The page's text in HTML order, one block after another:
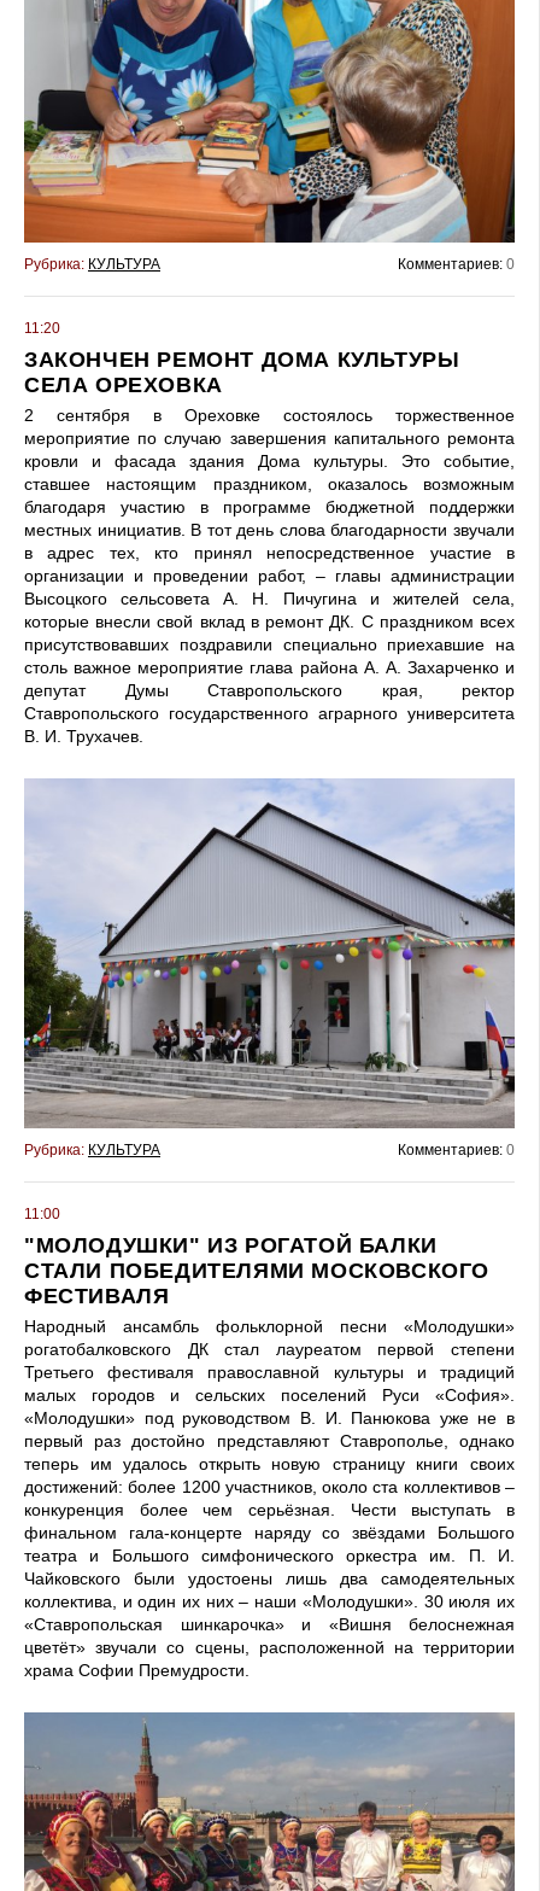
Рубрика: КУЛЬТУРА Комментариев: 0
11:20
ЗАКОНЧЕН РЕМОНТ ДОМА КУЛЬТУРЫ
СЕЛА ОРЕХОВКА
2 сентября в Ореховке состоялось торжественное
мероприятие по случаю завершения капитального ремонта
кровли и фасада здания Дома культуры. Это событие,
ставшее настоящим праздником, оказалось возможным
благодаря участию в программе бюджетной поддержки
местных инициатив. В тот день слова благодарности звучали
в адрес тех, кто принял непосредственное участие в
организации и проведении работ, – главы администрации
Высоцкого сельсовета А. Н. Пичугина и жителей села,
которые внесли свой вклад в ремонт ДК. С праздником всех
присутствовавших поздравили специально приехавшие на
столь важное мероприятие глава района А. А. Захарченко и
депутат Думы Ставропольского края, ректор
Ставропольского государственного аграрного университета
В. И. Трухачев.
Рубрика: КУЛЬТУРА Комментариев: 0
11:00
"МОЛОДУШКИ" ИЗ РОГАТОЙ БАЛКИ
СТАЛИ ПОБЕДИТЕЛЯМИ МОСКОВСКОГО
ФЕСТИВАЛЯ
Народный ансамбль фольклорной песни «Молодушки»
рогатобалковского ДК стал лауреатом первой степени
Третьего фестиваля православной культуры и традиций
малых городов и сельских поселений Руси «София».
«Молодушки» под руководством В. И. Панюкова уже не в
первый раз достойно представляют Ставрополье, однако
теперь им удалось открыть новую страницу книги своих
достижений: более 1200 участников, около ста коллективов –
конкуренция более чем серьёзная. Чести выступать в
финальном гала-концерте наряду со звёздами Большого
театра и Большого симфонического оркестра им. П. И.
Чайковского были удостоены лишь два самодеятельных
коллектива, и один их них – наши «Молодушки». 30 июля их
«Ставропольская шинкарочка» и «Вишня белоснежная
цветёт» звучали со сцены, расположенной на территории
храма Софии Премудрости.